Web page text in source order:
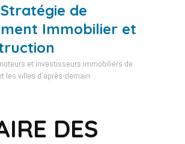
de
Immobilier et
et investisseurs immobiliers de
les villes d'après-demain
DES